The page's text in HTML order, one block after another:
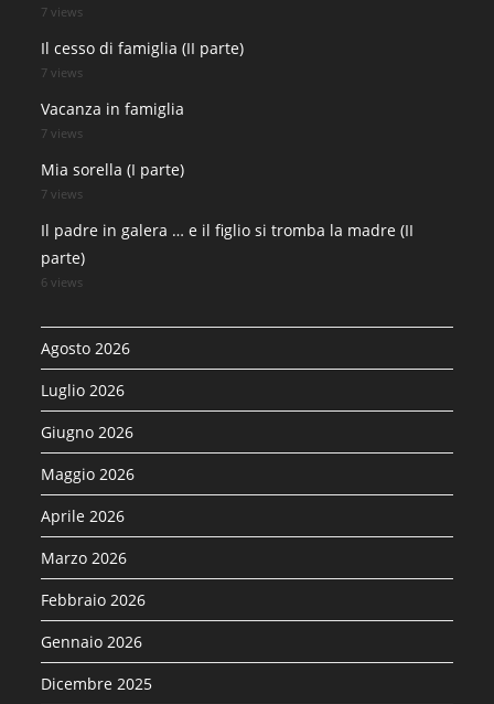
7 views
Il cesso di famiglia (II parte)
7 views
Vacanza in famiglia
7 views
Mia sorella (I parte)
7 views
Il padre in galera … e il figlio si tromba la madre (II
parte)
6 views
Agosto 2026
Luglio 2026
Giugno 2026
Maggio 2026
Aprile 2026
Marzo 2026
Febbraio 2026
Gennaio 2026
Dicembre 2025